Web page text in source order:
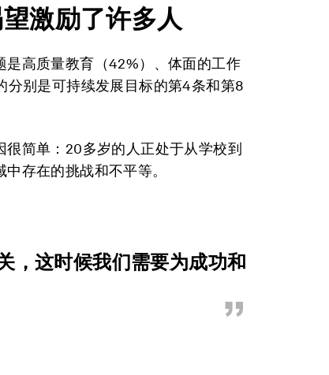
激励了许多人
高质量教育（42%）、体面的工作
别是可持续发展目标的第4条和第8
简单：20多岁的人正处于从学校到
存在的挑战和不平等。
，这时候我们需要为成功和
”